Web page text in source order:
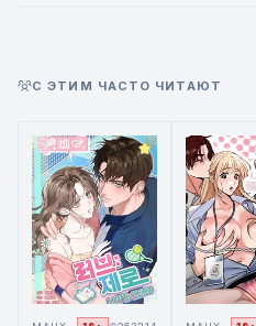
С ЭТИМ ЧАСТО ЧИТАЮТ